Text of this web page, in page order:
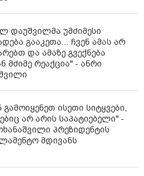
დაუშვილმა უმძიმესი
გააკეთა... ჩვენ ამას არ
და ამაზე გვექნება
მძიმე რეაქცია" - ანრი
გამოიყენეთ ისეთი სიტყვები,
არ არის საპატიებელი" -
პრეზიდენტის
მდივანს